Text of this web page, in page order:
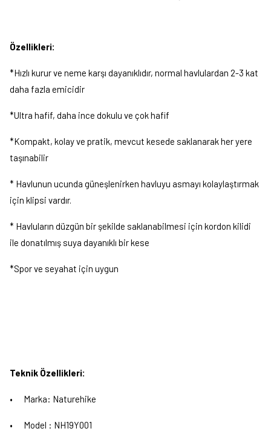
Özellikleri:
*Hızlı kurur ve neme karşı dayanıklıdır, normal havlulardan 2-3 kat
daha fazla emicidir
*Ultra hafif, daha ince dokulu ve çok hafif
*Kompakt, kolay ve pratik, mevcut kesede saklanarak her yere
taşınabilir
* Havlunun ucunda güneşlenirken havluyu asmayı kolaylaştırmak
için klipsi vardır.
* Havluların düzgün bir şekilde saklanabilmesi için kordon kilidi
ile donatılmış suya dayanıklı bir kese
*Spor ve seyahat için uygun
Teknik Özellikleri:
• Marka: Naturehike
• Model : NH19Y001